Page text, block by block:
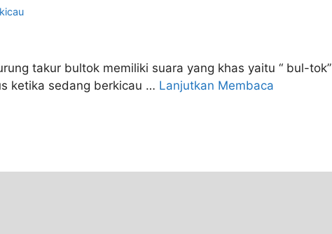
takur bultok memiliki suara yang khas yaitu “ bul-tok”
ketika sedang berkicau … Lanjutkan Membaca